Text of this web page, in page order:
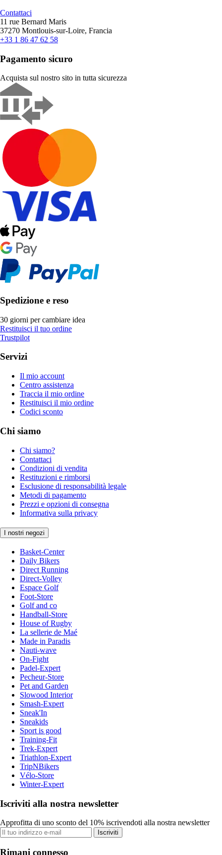
Contattaci
11 rue Bernard Maris
37270 Montlouis-sur-Loire, Francia
+33 1 86 47 62 58
Pagamento sicuro
Acquista sul nostro sito in tutta sicurezza
Spedizione e reso
30 giorni per cambiare idea
Restituisci il tuo ordine
Trustpilot
Servizi
Il mio account
Centro assistenza
Traccia il mio ordine
Restituisci il mio ordine
Codici sconto
Chi siamo
Chi siamo?
Contattaci
Condizioni di vendita
Restituzioni e rimborsi
Esclusione di responsabilità legale
Metodi di pagamento
Prezzi e opzioni di consegna
Informativa sulla privacy
I nostri negozi
Basket-Center
Daily Bikers
Direct Running
Direct-Volley
Espace Golf
Foot-Store
Golf and co
Handball-Store
House of Rugby
La sellerie de Maé
Made in Paradis
Nauti-wave
On-Fight
Padel-Expert
Pecheur-Store
Pet and Garden
Slowood Interior
Smash-Expert
Sneak'In
Sneakids
Sport is good
Training-Fit
Trek-Expert
Triathlon-Expert
TripNBikers
Vélo-Store
Winter-Expert
Iscriviti alla nostra newsletter
Approfitta di uno sconto del 10% iscrivendoti alla nostra newsletter
Iscriviti
Rimani connesso